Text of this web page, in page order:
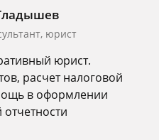
юрист
юрист.
расчет налоговой
в оформлении